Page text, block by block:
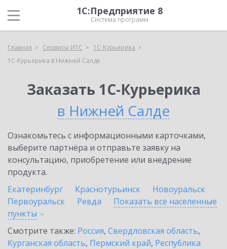
1С:Предприятие 8
Система программ
Главная Сервисы ИТС
1С-Курьерика
1С-Курьерика в Нижней Салде
Заказать 1С-Курьерика
в Нижней Салде
Ознакомьтесь с информационными карточками,
выберите партнёра и отправьте заявку на
консультацию, приобретение или внедрение
продукта.
Екатеринбург
Краснотурьинск
Новоуральск
Первоуральск
Ревда
Показать все населенные
пункты
Смотрите также: Россия, Свердловская область,
Курганская область, Пермский край, Республика